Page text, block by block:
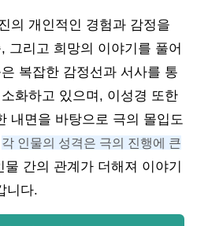
의 개인적인 경험과 감정을
그리고 희망의 이야기를 풀어
복잡한 감정선과 서사를 통
화하고 있으며, 이성경 또한
내면을 바탕으로 극의 몰입도
각 인물의 성격은 극의 진행에 큰
물 간의 관계가 더해져 이야기
니다.